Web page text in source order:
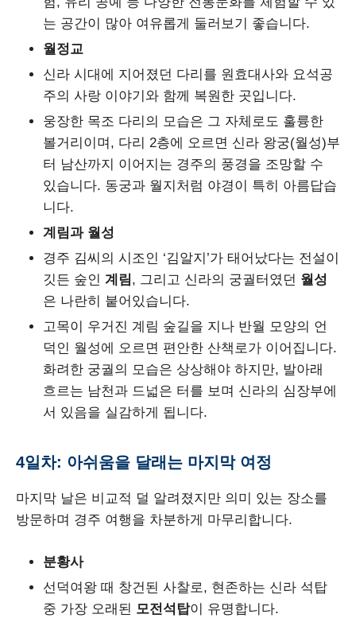
는 공간이 많아 여유롭게 둘러보기 좋습니다.
월정교
신라 시대에 지어졌던 다리를 원효대사와 요석공
주의 사랑 이야기와 함께 복원한 곳입니다.
웅장한 목조 다리의 모습은 그 자체로도 훌륭한
볼거리이며, 다리 2층에 오르면 신라 왕궁(월성)부
터 남산까지 이어지는 경주의 풍경을 조망할 수
있습니다. 동궁과 월지처럼 야경이 특히 아름답습
니다.
계림과 월성
경주 김씨의 시조인 ‘김알지’가 태어났다는 전설이
깃든 숲인 계림, 그리고 신라의 궁궐터였던 월성
은 나란히 붙어있습니다.
고목이 우거진 계림 숲길을 지나 반월 모양의 언
덕인 월성에 오르면 편안한 산책로가 이어집니다.
화려한 궁궐의 모습은 상상해야 하지만, 발아래
흐르는 남천과 드넓은 터를 보며 신라의 심장부에
서 있음을 실감하게 됩니다.
4일차: 아쉬움을 달래는 마지막 여정
마지막 날은 비교적 덜 알려졌지만 의미 있는 장소를
방문하며 경주 여행을 차분하게 마무리합니다.
분황사
선덕여왕 때 창건된 사찰로, 현존하는 신라 석탑
중 가장 오래된 모전석탑이 유명합니다.